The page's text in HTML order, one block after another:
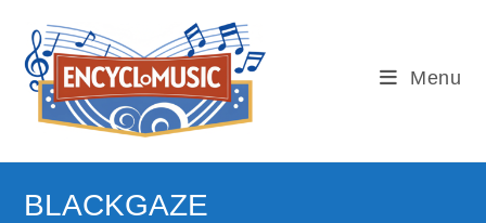
content
Menu
BLACKGAZE